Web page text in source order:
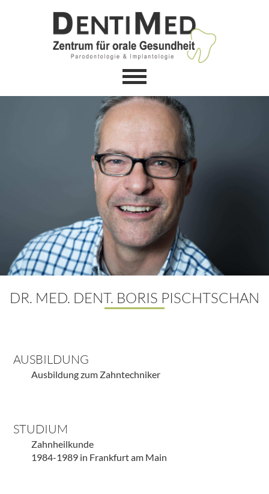
DR. MED. DENT. BORIS PISCHTSCHAN
AUSBILDUNG
Ausbildung zum Zahntechniker
STUDIUM
Zahnheilkunde
1984-1989 in Frankfurt am Main